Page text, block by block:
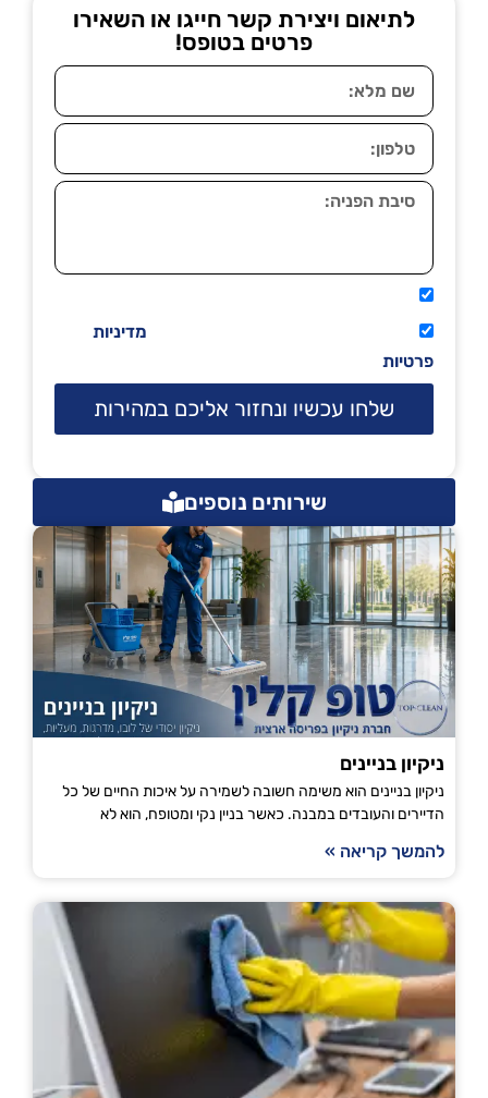
לתיאום ויצירת קשר חייגו או השאירו
פרטים בטופס!
מדיניות
פרטיות
שלחו עכשיו ונחזור אליכם במהירות
שירותים נוספים
ניקיון בניינים
ניקיון בניינים הוא משימה חשובה לשמירה על איכות החיים של כל
הדיירים והעובדים במבנה. כאשר בניין נקי ומטופח, הוא לא
להמשך קריאה »